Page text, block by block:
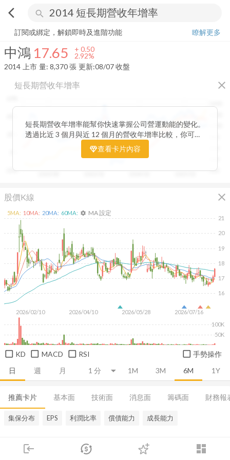
arrow_back_ios search
login dashboard
市場 登入
中鴻 17.65+ 2.92%
訂閱或綁定，解鎖即時及進階功能
瞭解更多
中鴻 17.65 + 0.50
2.92%
2014 上市 量: 8,370張 更新:08/07 收盤
短長期營收年增率 close
200
-20%
短長期營收年增率能幫你快速掌握公司營運動能的變化。
透過比近 3 個月與近 12 個月的營收年增率比較，你可以
一眼看出短期成長是否延續長期趨勢。當短期營收增速開
始超越長期平均，往往代表公司業績正加速向上；反之，
查看卡片內容
股價K線 close
日 週 月 1M 3M 6M 1Y
2026/02/10 2026/04/10 2026/05/28 2026/07/16
16
17
18
19
20
21
50K
100K
5MA: 10MA: 20MA: 60MA: settings MA 設定
KD MACD RSI 手勢操作
推薦卡片 基本面 技術面 消息面 籌碼面 財務報
集保分布 EPS 利潤比率 償債能力 成長能力